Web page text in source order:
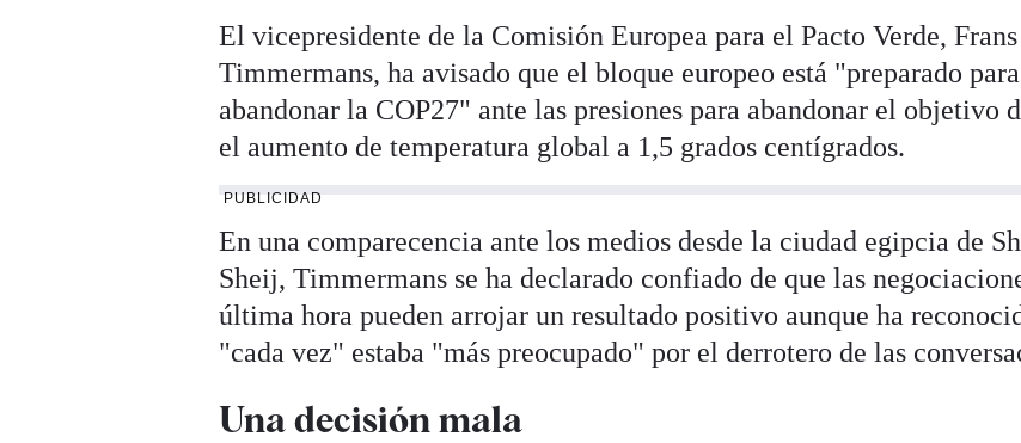
El vicepresidente de la Comisión Europea para el Pacto Verde, Frans
Timmermans, ha avisado que el bloque europeo está "preparado para
abandonar la COP27" ante las presiones para abandonar el objetivo
el aumento de temperatura global a 1,5 grados centígrados.
PUBLICIDAD
En una comparecencia ante los medios desde la ciudad egipcia de
Sheij, Timmermans se ha declarado confiado de que las
última hora pueden arrojar un resultado positivo aunque ha
"cada vez" estaba "más preocupado" por el derrotero de las
Una decisión mala